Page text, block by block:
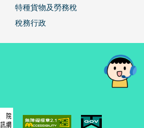
特種貨物及勞務稅
稅務行政